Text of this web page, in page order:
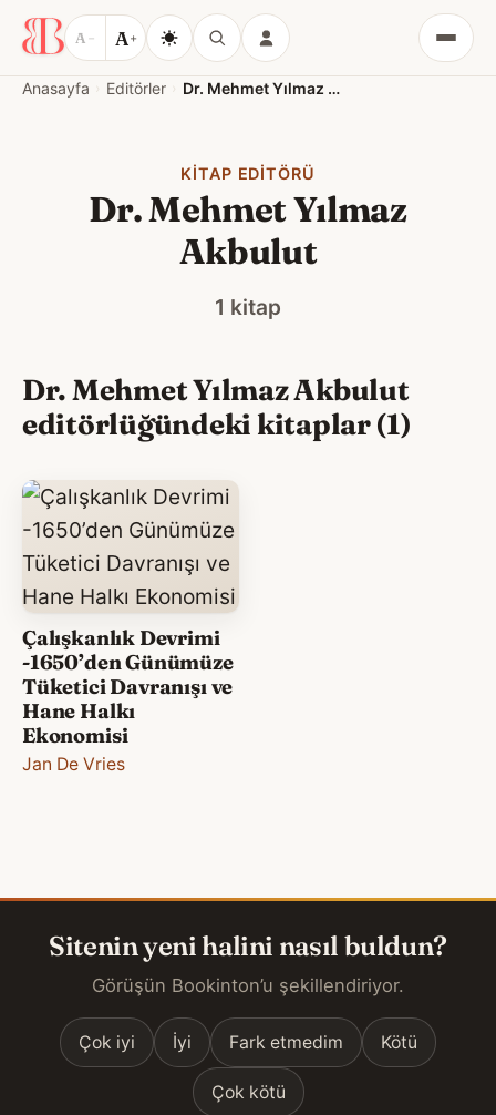
A − A+
Menü
Anasayfa Editörler Dr. Mehmet Yılmaz Akbulut
KITAP EDITÖRÜ
Dr. Mehmet Yılmaz
Akbulut
1 kitap
Dr. Mehmet Yılmaz Akbulut
editörlüğündeki kitaplar (1)
Çalışkanlık Devrimi
-1650’den Günümüze
Tüketici Davranışı ve
Hane Halkı
Ekonomisi
Jan De Vries
Sitenin yeni halini nasıl buldun?
Görüşün Bookinton’u şekillendiriyor.
Çok iyi İyi Fark etmedim Kötü
Çok kötü